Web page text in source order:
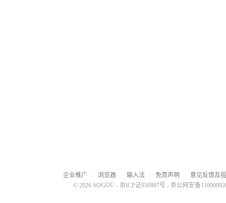
企业推广 浏览器 输入法 免责声明
意见反馈及
© 2026 SOGOU - 京ICP证050897号 - 京公网安备